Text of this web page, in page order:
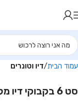
עמוד הבית דיו וטונרים
סט 6 בקבוקי דיו מקורי אפסון 115 Epson Ecotank